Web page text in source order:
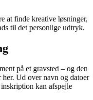
at finde kreative løsninger,
til det personlige udtryk.
på et gravsted – og den
her. Ud over navn og datoer
kan afspejle